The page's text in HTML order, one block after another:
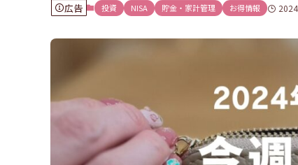
広告 投資 NISA 貯金・家計管理 お得情報